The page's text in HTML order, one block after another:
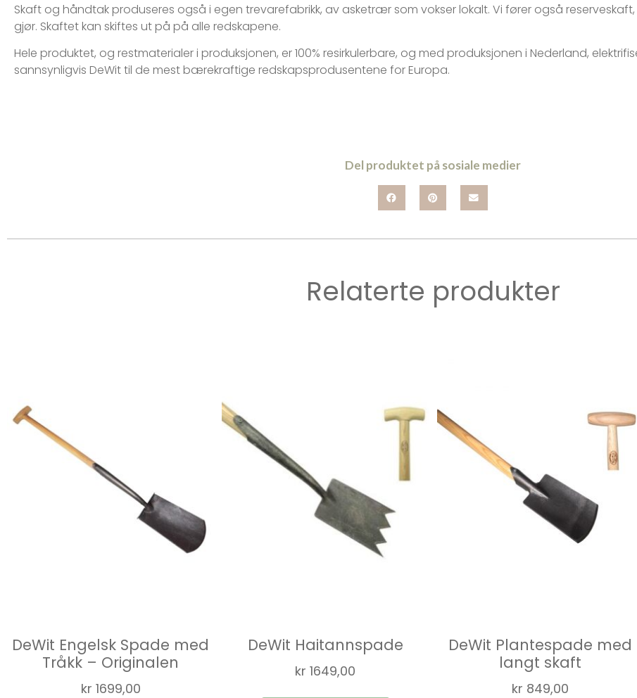
Skaft og håndtak produseres også i egen trevarefabrikk, av asketrær som vokser lokalt. Vi fører også reserveskaft,
gjør. Skaftet kan skiftes ut på på alle redskapene.
Hele produktet, og restmaterialer i produksjonen, er 100% resirkulerbare, og med produksjonen i Nederland,
sannsynligvis DeWit til de mest bærekraftige redskapsprodusentene for Europa.
Del produktet på sosiale medier
Relaterte produkter
DeWit Engelsk Spade med
Tråkk – Originalen
kr 1699,00
DeWit Haitannspade
kr 1649,00
DeWit Plantespade med
langt skaft
kr 849,00